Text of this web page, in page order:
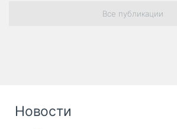
Все публикации
Новости